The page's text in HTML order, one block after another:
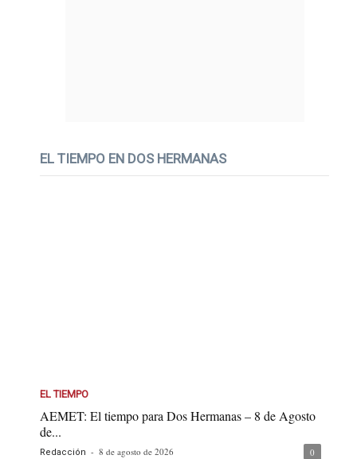
EL TIEMPO EN DOS HERMANAS
EL TIEMPO
AEMET: El tiempo para Dos Hermanas – 8 de Agosto
de...
Redacción - 8 de agosto de 2026 0